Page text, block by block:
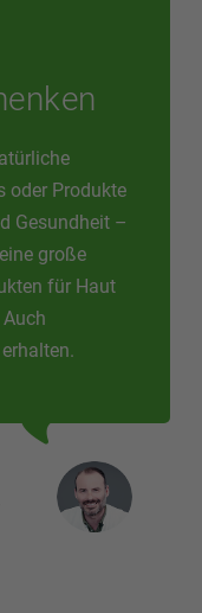
oder Produkte
Gesundheit –
große
für Haut